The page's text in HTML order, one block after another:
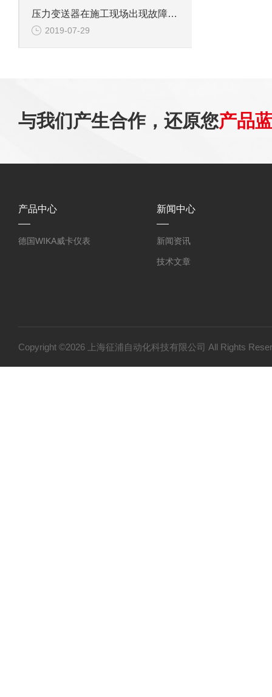
压力变送器在施工现场出现故障的原因
2019-07-29
与我们产生合作，还原您产品
产品中心
德国WIKA威卡仪表
新闻中心
新闻资讯
技术文章
Copyright ©2026 上海征浦自动化科技有限公司 All Rights